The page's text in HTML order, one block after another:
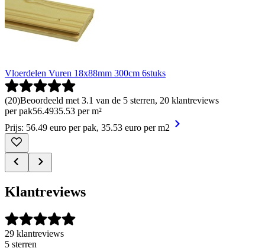
Vloerdelen Vuren 18x88mm 300cm 6stuks
(20)Beoordeeld met 3.1 van de 5 sterren, 20 klantreviews
per pak56.4935.53 per m²
Prijs: 56.49 euro per pak, 35.53 euro per m2
Klantreviews
29 klantreviews
5 sterren